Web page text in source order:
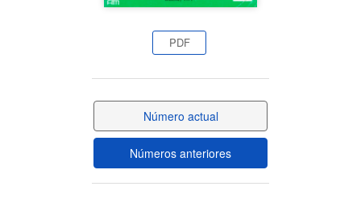
PDF
Número actual
Números anteriores